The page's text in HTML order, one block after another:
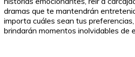
dramas que te mantendrán
importa cuáles sean tus
brindarán momentos inolvidables de